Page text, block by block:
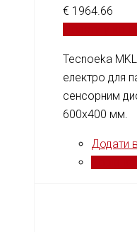
€ 1964.66
Tecnoeka
електро для
сенсорним
600x400 мм.
Додати